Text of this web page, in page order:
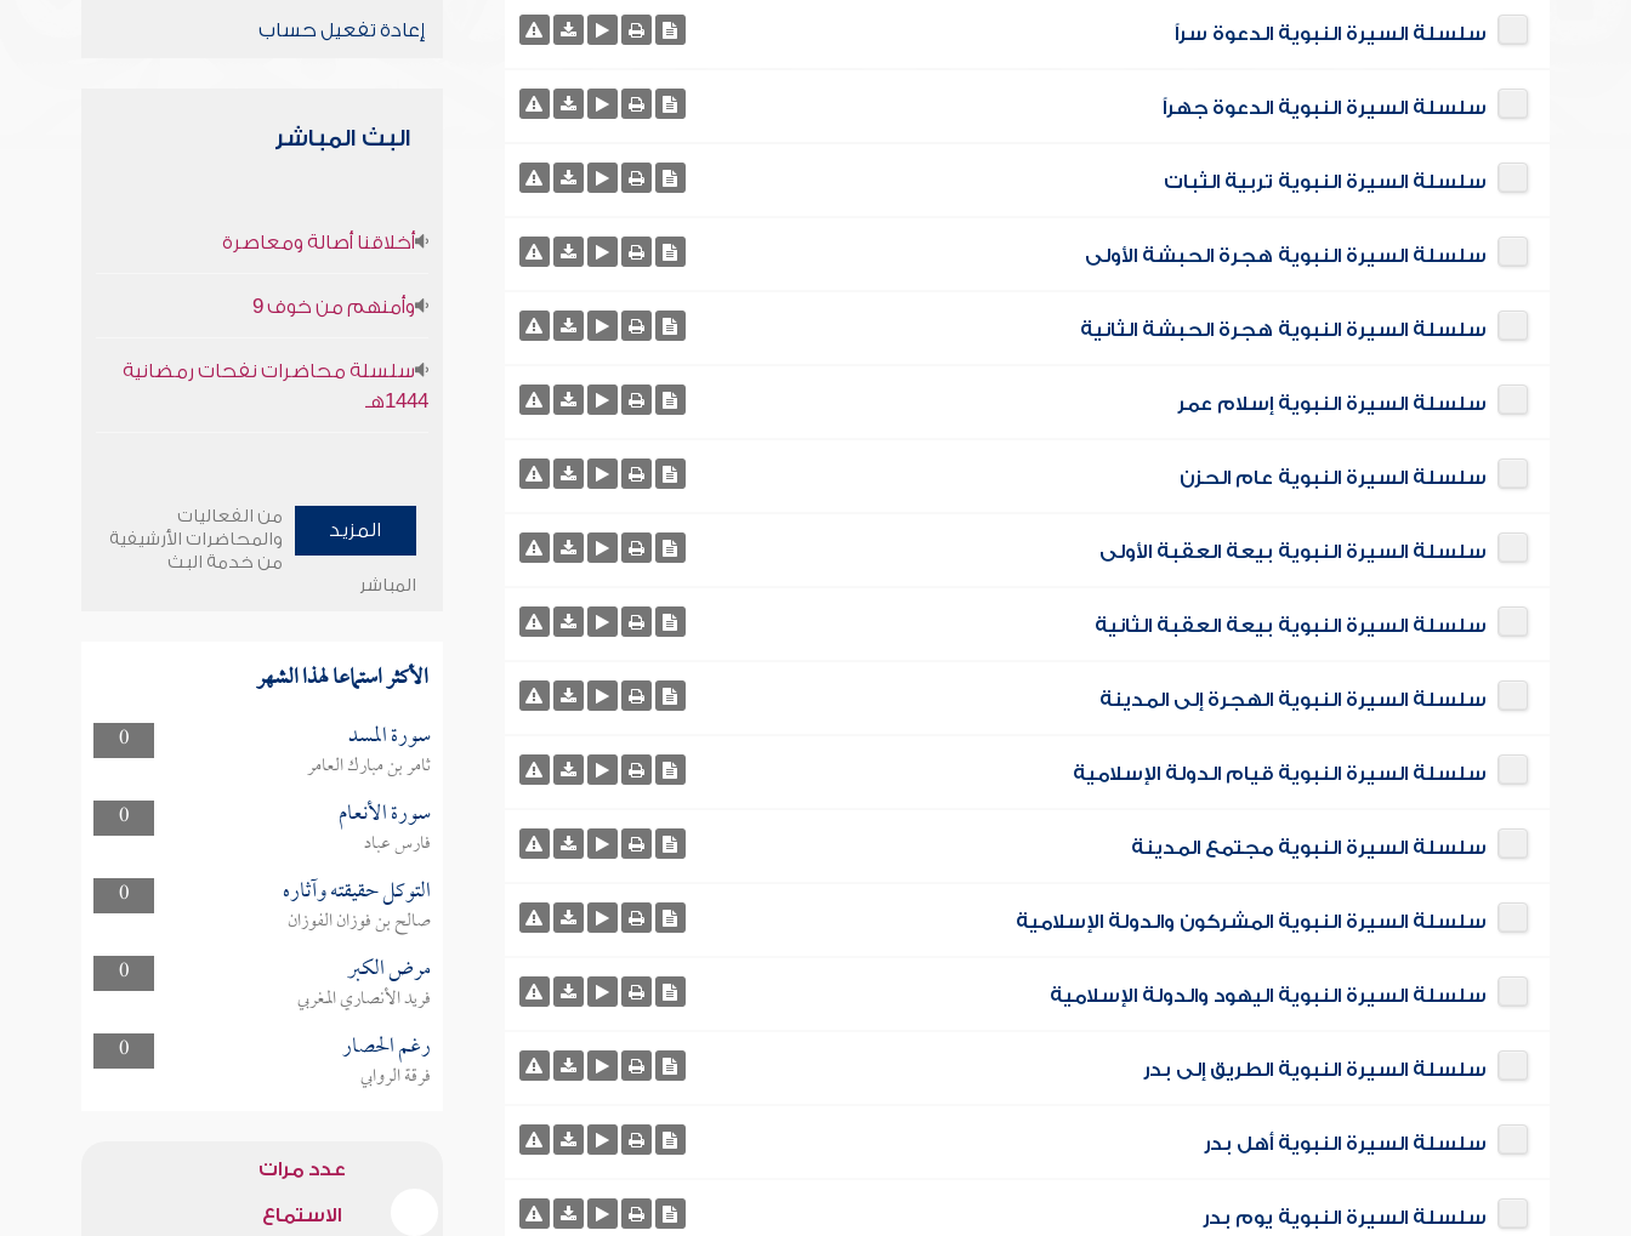
سلسلة السيرة النبوية الدعوة سراً
سلسلة السيرة النبوية الدعوة جهراً
سلسلة السيرة النبوية تربية الثبات
سلسلة السيرة النبوية هجرة الحبشة الأولى
سلسلة السيرة النبوية هجرة الحبشة الثانية
سلسلة السيرة النبوية إسلام عمر
سلسلة السيرة النبوية عام الحزن
سلسلة السيرة النبوية بيعة العقبة الأولى
سلسلة السيرة النبوية بيعة العقبة الثانية
سلسلة السيرة النبوية الهجرة إلى المدينة
سلسلة السيرة النبوية قيام الدولة الإسلامية
سلسلة السيرة النبوية مجتمع المدينة
سلسلة السيرة النبوية المشركون والدولة الإسلامية
سلسلة السيرة النبوية اليهود والدولة الإسلامية
سلسلة السيرة النبوية الطريق إلى بدر
سلسلة السيرة النبوية أهل بدر
سلسلة السيرة النبوية يوم بدر
إعادة تفعيل حساب
البث المباشر
أخلاقنا أصالة ومعاصرة
وأمنهم من خوف 9
سلسلة محاضرات نفحات رمضانية
1444هـ
المزيد
من الفعاليات
والمحاضرات الأرشيفية
من خدمة البث
المباشر
الأكثر استماعا لهذا الشهر
0 سورة المسد
ثامر بن مبارك العامر
0
سورة الأنعام
فارس عباد
0
التوكل حقيقته وآثاره
صالح بن فوزان الفوزان
0
مرض الكبر
فريد الأنصاري المغربي
0
رغم الحصار
فرقة الروابي
عدد مرات
الاستماع